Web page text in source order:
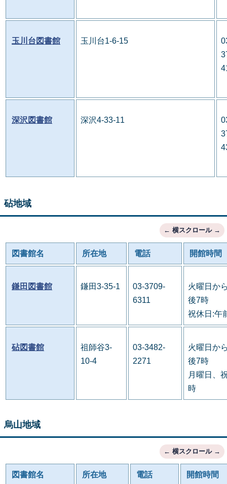
玉川台図書館 玉川台1-6-15
深沢図書館 深沢4-33-11
砧地域
図書館名 所在地 電話 開館時間
鎌田図書館 鎌田3-35-1
03-3709-
6311
火曜日か
後7時
祝休日:午
砧図書館
祖師谷3-
10-4
03-3482-
2271
火曜日か
後7時
月曜日、
時
烏山地域
図書館名 所在地 電話 開館時間